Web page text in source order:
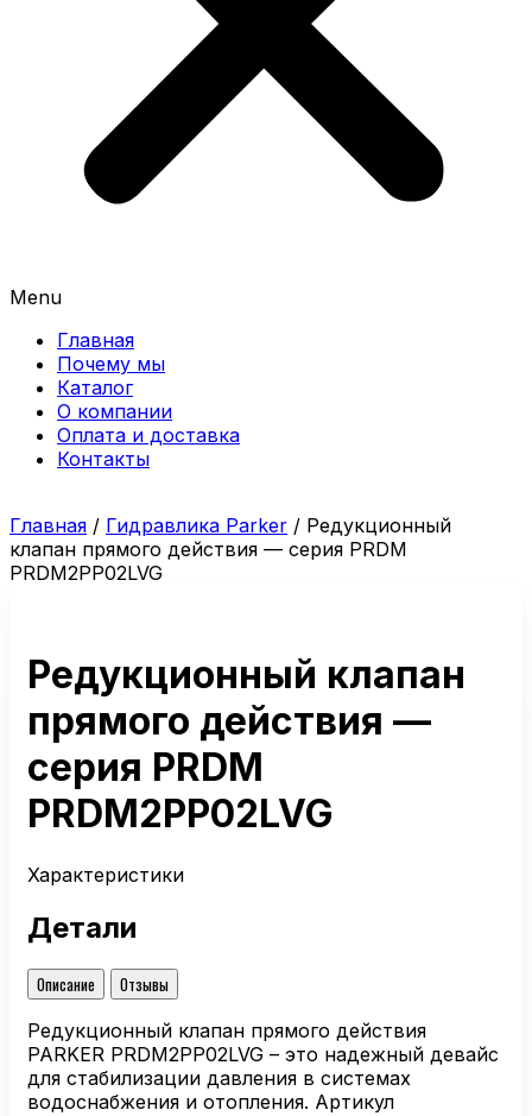
Menu
Главная
Почему мы
Каталог
О компании
Оплата и доставка
Контакты
Главная / Гидравлика Parker / Редукционный
клапан прямого действия — серия PRDM
PRDM2PP02LVG
Редукционный клапан
прямого действия —
серия PRDM
PRDM2PP02LVG
Характеристики
Детали
Описание
Отзывы
Редукционный клапан прямого действия
PARKER PRDM2PP02LVG – это надежный девайс
для стабилизации давления в системах
водоснабжения и отопления. Артикул